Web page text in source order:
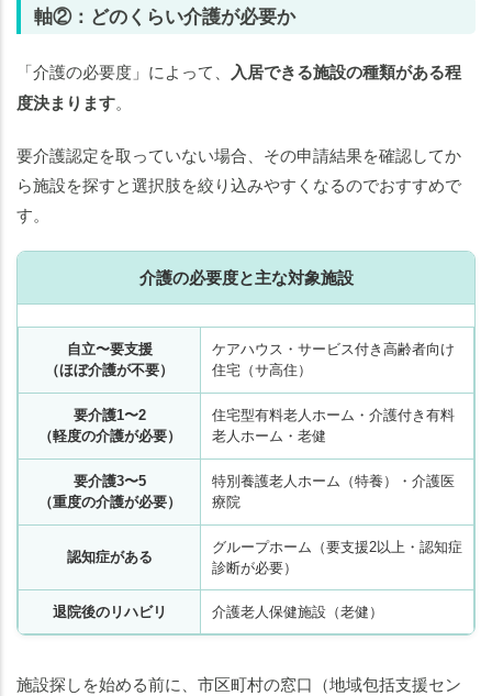
軸②：どのくらい介護が必要か
「介護の必要度」によって、 入居できる施設の種類がある程
度決まります。
要介護認定を取っていない場合、その申請結果を確認してか
ら施設を探すと選択肢を絞り込みやすくなるのでおすすめで
す。
介護の必要度と主な対象施設
自立〜要支援
（ほぼ介護が不要）
ケアハウス・サービス付き高齢者向け
住宅（サ高住）
要介護1〜2
（軽度の介護が必要）
住宅型有料老人ホーム・介護付き有料
老人ホーム・老健
要介護3〜5
（重度の介護が必要）
特別養護老人ホーム（特養）・介護医
療院
認知症がある
グループホーム（要支援2以上・認知症
診断が必要）
退院後のリハビリ 介護老人保健施設（老健）
施設探しを始める前に、市区町村の窓口（地域包括支援セン